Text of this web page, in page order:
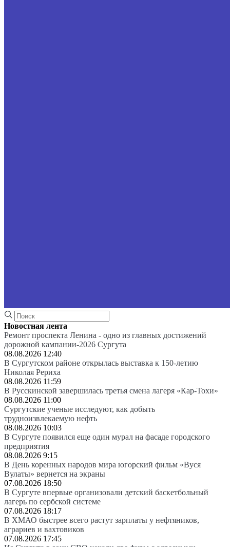
Новостная лента
Ремонт проспекта Ленина - одно из главных достижений
дорожной кампании-2026 Сургута
08.08.2026 12:40
В Сургутском районе открылась выставка к 150-летию
Николая Рериха
08.08.2026 11:59
В Русскинской завершилась третья смена лагеря «Кар-Тохи»
08.08.2026 11:00
Сургутские ученые исследуют, как добыть
трудноизвлекаемую нефть
08.08.2026 10:03
В Сургуте появился еще один мурал на фасаде городского
предприятия
08.08.2026 9:15
В День коренных народов мира югорский фильм «Вуся
Вулаты» вернется на экраны
07.08.2026 18:50
В Сургуте впервые организовали детский баскетбольный
лагерь по сербской системе
07.08.2026 18:17
В ХМАО быстрее всего растут зарплаты у нефтяников,
аграриев и вахтовиков
07.08.2026 17:45